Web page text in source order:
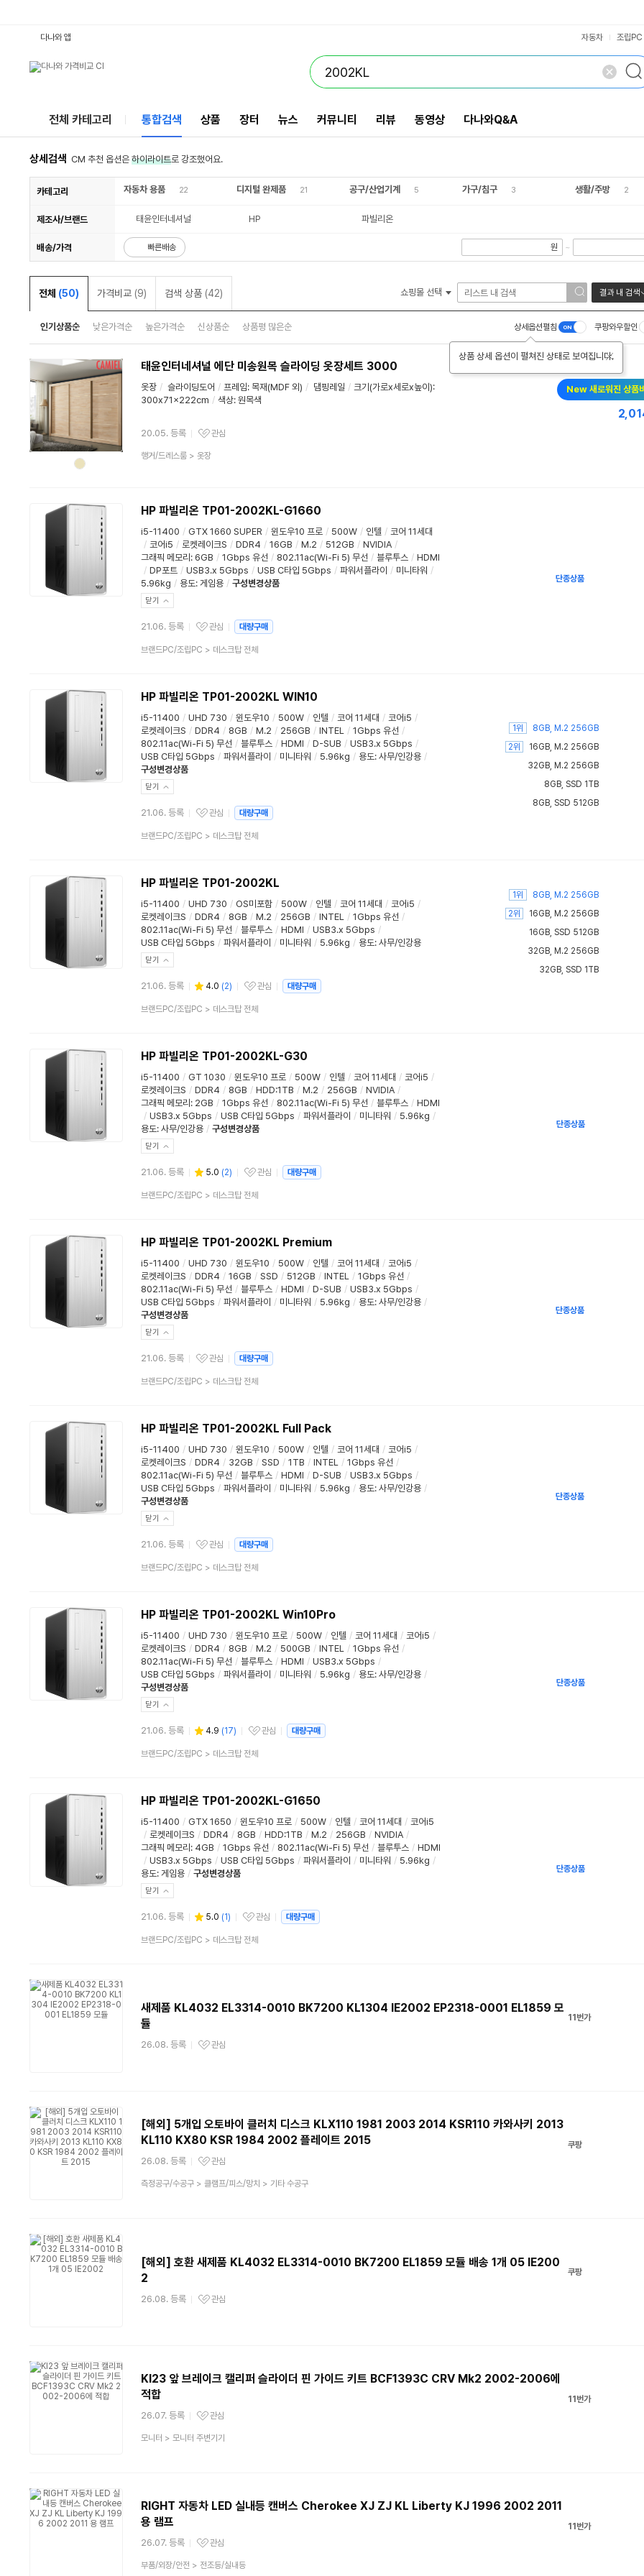
다나와 앱 자동차 조립PC
전체 카테고리 통합검색 상품 장터 뉴스 커뮤니티 리뷰 동영상 다나와Q&A
상세검색 CM 추천 옵션은 하이라이트로 강조했어요.
카테고리 자동차 용품 22 디지털 완제품 21 공구/산업기계 5 가구/침구 3 생활/주방 2
제조사/브랜드 태윤인터네셔널 HP 파빌리온
배송/가격 빠른배송 원 ~
전체 (50) 가격비교 (9) 검색 상품 (42) 쇼핑몰 선택 결과 내 검색
인기상품순 낮은가격순 높은가격순 신상품순 상품평 많은순 상세옵션펼침
상품 상세 옵션이 펼쳐진 상태로 보여집니다.
쿠팡와우할인
태윤인터네셔널 에단 미송원목 슬라이딩 옷장세트 3000
옷장 / 슬라이딩도어 / 프레임: 목재(MDF 외) / 댐핑레일 / 크기(가로x세로x높이):
300x71x222cm / 색상: 원목색
20.05. 등록
관심상품
관심
상
행거/드레스룸> 옷장
New 새로워진 상품
HP 파빌리온 TP01-2002KL-G1660
i5-11400 / GTX 1660 SUPER / 윈도우10 프로 / 500W / 인텔 / 코어 11세대
/ 코어i5 / 로켓레이크S / DDR4 / 16GB / M.2 / 512GB / NVIDIA /
그래픽 메모리 : 6GB / 1Gbps 유선 / 802.11ac(Wi-Fi 5) 무선 / 블루투스 / HDMI
/ DP포트 / USB3.x 5Gbps / USB C타입 5Gbps / 파워서플라이 / 미니타워 /
5.96kg / 용도: 게임용 / 구성변경상품
닫기
21.06. 등록
관심상품
관심 대량구매
상
브랜드PC/조립PC > 데스크탑 전체
단종상품
HP 파빌리온 TP01-2002KL WIN10
i5-11400 / UHD 730 / 윈도우10 / 500W / 인텔 / 코어 11세대 / 코어i5 /
로켓레이크S / DDR4 / 8GB / M.2 / 256GB / INTEL / 1Gbps 유선 /
802.11ac(Wi-Fi 5) 무선 / 블루투스 / HDMI / D-SUB / USB3.x 5Gbps /
USB C타입 5Gbps / 파워서플라이 / 미니타워 / 5.96kg / 용도: 사무/인강용 /
구성변경상품
닫기
21.06. 등록
관심상품
관심 대량구매
상
브랜드PC/조립PC > 데스크탑 전체
1위
8GB, M.2 256GB
2위
16GB, M.2 256GB
32GB, M.2 256GB
8GB, SSD 1TB
8GB, SSD 512GB
HP 파빌리온 TP01-2002KL
i5-11400 / UHD 730 / OS미포함 / 500W / 인텔 / 코어 11세대 / 코어i5 /
로켓레이크S / DDR4 / 8GB / M.2 / 256GB / INTEL / 1Gbps 유선 /
802.11ac(Wi-Fi 5) 무선 / 블루투스 / HDMI / USB3.x 5Gbps /
USB C타입 5Gbps / 파워서플라이 / 미니타워 / 5.96kg / 용도: 사무/인강용
닫기
21.06. 등록 4.0 (2)
관심상품
관심 대량구매
상
브랜드PC/조립PC > 데스크탑 전체
1위
8GB, M.2 256GB
2위
16GB, M.2 256GB
16GB, SSD 512GB
32GB, M.2 256GB
32GB, SSD 1TB
HP 파빌리온 TP01-2002KL-G30
i5-11400 / GT 1030 / 윈도우10 프로 / 500W / 인텔 / 코어 11세대 / 코어i5 /
로켓레이크S / DDR4 / 8GB / HDD:1TB / M.2 / 256GB / NVIDIA /
그래픽 메모리 : 2GB / 1Gbps 유선 / 802.11ac(Wi-Fi 5) 무선 / 블루투스 / HDMI
/ USB3.x 5Gbps / USB C타입 5Gbps / 파워서플라이 / 미니타워 / 5.96kg /
용도: 사무/인강용 / 구성변경상품
닫기
21.06. 등록 5.0 (2)
관심상품
관심 대량구매
상
브랜드PC/조립PC > 데스크탑 전체
단종상품
HP 파빌리온 TP01-2002KL Premium
i5-11400 / UHD 730 / 윈도우10 / 500W / 인텔 / 코어 11세대 / 코어i5 /
로켓레이크S / DDR4 / 16GB / SSD / 512GB / INTEL / 1Gbps 유선 /
802.11ac(Wi-Fi 5) 무선 / 블루투스 / HDMI / D-SUB / USB3.x 5Gbps /
USB C타입 5Gbps / 파워서플라이 / 미니타워 / 5.96kg / 용도: 사무/인강용 /
구성변경상품
닫기
21.06. 등록
관심상품
관심 대량구매
상
브랜드PC/조립PC > 데스크탑 전체
단종상품
HP 파빌리온 TP01-2002KL Full Pack
i5-11400 / UHD 730 / 윈도우10 / 500W / 인텔 / 코어 11세대 / 코어i5 /
로켓레이크S / DDR4 / 32GB / SSD / 1TB / INTEL / 1Gbps 유선 /
802.11ac(Wi-Fi 5) 무선 / 블루투스 / HDMI / D-SUB / USB3.x 5Gbps /
USB C타입 5Gbps / 파워서플라이 / 미니타워 / 5.96kg / 용도: 사무/인강용 /
구성변경상품
닫기
21.06. 등록
관심상품
관심 대량구매
상
브랜드PC/조립PC > 데스크탑 전체
단종상품
HP 파빌리온 TP01-2002KL Win10Pro
i5-11400 / UHD 730 / 윈도우10 프로 / 500W / 인텔 / 코어 11세대 / 코어i5 /
로켓레이크S / DDR4 / 8GB / M.2 / 500GB / INTEL / 1Gbps 유선 /
802.11ac(Wi-Fi 5) 무선 / 블루투스 / HDMI / USB3.x 5Gbps /
USB C타입 5Gbps / 파워서플라이 / 미니타워 / 5.96kg / 용도: 사무/인강용 /
구성변경상품
닫기
21.06. 등록 4.9 (17)
관심상품
관심 대량구매
상
브랜드PC/조립PC > 데스크탑 전체
단종상품
HP 파빌리온 TP01-2002KL-G1650
i5-11400 / GTX 1650 / 윈도우10 프로 / 500W / 인텔 / 코어 11세대 / 코어i5
/ 로켓레이크S / DDR4 / 8GB / HDD:1TB / M.2 / 256GB / NVIDIA /
그래픽 메모리 : 4GB / 1Gbps 유선 / 802.11ac(Wi-Fi 5) 무선 / 블루투스 / HDMI
/ USB3.x 5Gbps / USB C타입 5Gbps / 파워서플라이 / 미니타워 / 5.96kg /
용도: 게임용 / 구성변경상품
닫기
21.06. 등록 5.0 (1)
관심상품
관심 대량구매
상
브랜드PC/조립PC > 데스크탑 전체
단종상품
새제품 KL4032 EL3314-0010 BK7200 KL1304 IE2002 EP2318-0001 EL1859 모
듈
26.08. 등록
관심상품
관심
11번가
[해외] 5개입 오토바이 클러치 디스크 KLX110 1981 2003 2014 KSR110 카와사키 2013
KL110 KX80 KSR 1984 2002 플레이트 2015
26.08. 등록
관심상품
관심
상
측정공구/수공구> 클램프/피스/망치 > 기타 수공구
쿠팡
[해외] 호환 새제품 KL4032 EL3314-0010 BK7200 EL1859 모듈 배송 1개 05 IE200
2
26.08. 등록
관심상품
관심
쿠팡
Kl23 앞 브레이크 캘리퍼 슬라이더 핀 가이드 키트 BCF1393C CRV Mk2 2002-2006에
적합
26.07. 등록
관심상품
관심
상
모니터 > 모니터 주변기기
11번가
RIGHT 자동차 LED 실내등 캔버스 Cherokee XJ ZJ KL Liberty KJ 1996 2002 2011
용 램프
26.07. 등록
관심상품
관심
상
부품/외장/안전 > 전조등/실내등
11번가